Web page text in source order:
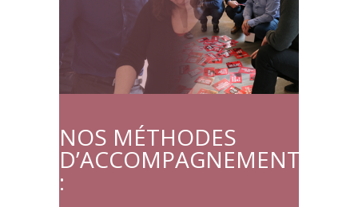
NOS MÉTHODES
D’ACCOMPAGNEMENT
: